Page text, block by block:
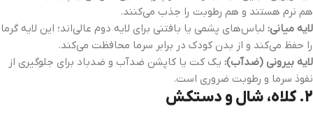
هم نرم هستند و هم رطوبت را جذب می‌کنند.
لایه میانی: لباس‌های پشمی یا بافتنی برای لایه دوم عالی‌اند؛ این لایه گرما
را حفظ می‌کند و از بدن کودک در برابر سرما محافظت می‌کند.
لایه بیرونی (ضدآب): یک کت یا کاپشن ضدآب و ضدباد برای جلوگیری از
نفوذ سرما و رطوبت ضروری است.
2. کلاه، شال و دستکش